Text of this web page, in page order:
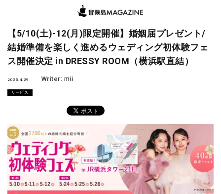
【5/10(土)-12(月)限定開催】婚姻届プレゼント/
結婚準備を楽しく進めるウェディング初体験フェ
ス開催決定 in DRESSY ROOM（横浜駅直結）
2025.4.29 Writer: mii
サービス